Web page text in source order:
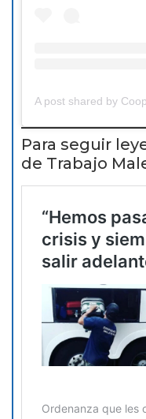
Para seguir
de Trabajo